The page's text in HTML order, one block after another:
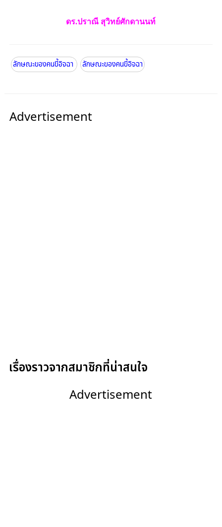
ดร.ปราณี สุวิทย์ศักดานนท์
ลักษณะของคนขี้อิจฉา ลักษณะของคนขี้อิจฉา
Advertisement
เรื่องราวจากสมาชิกที่น่าสนใจ
Advertisement